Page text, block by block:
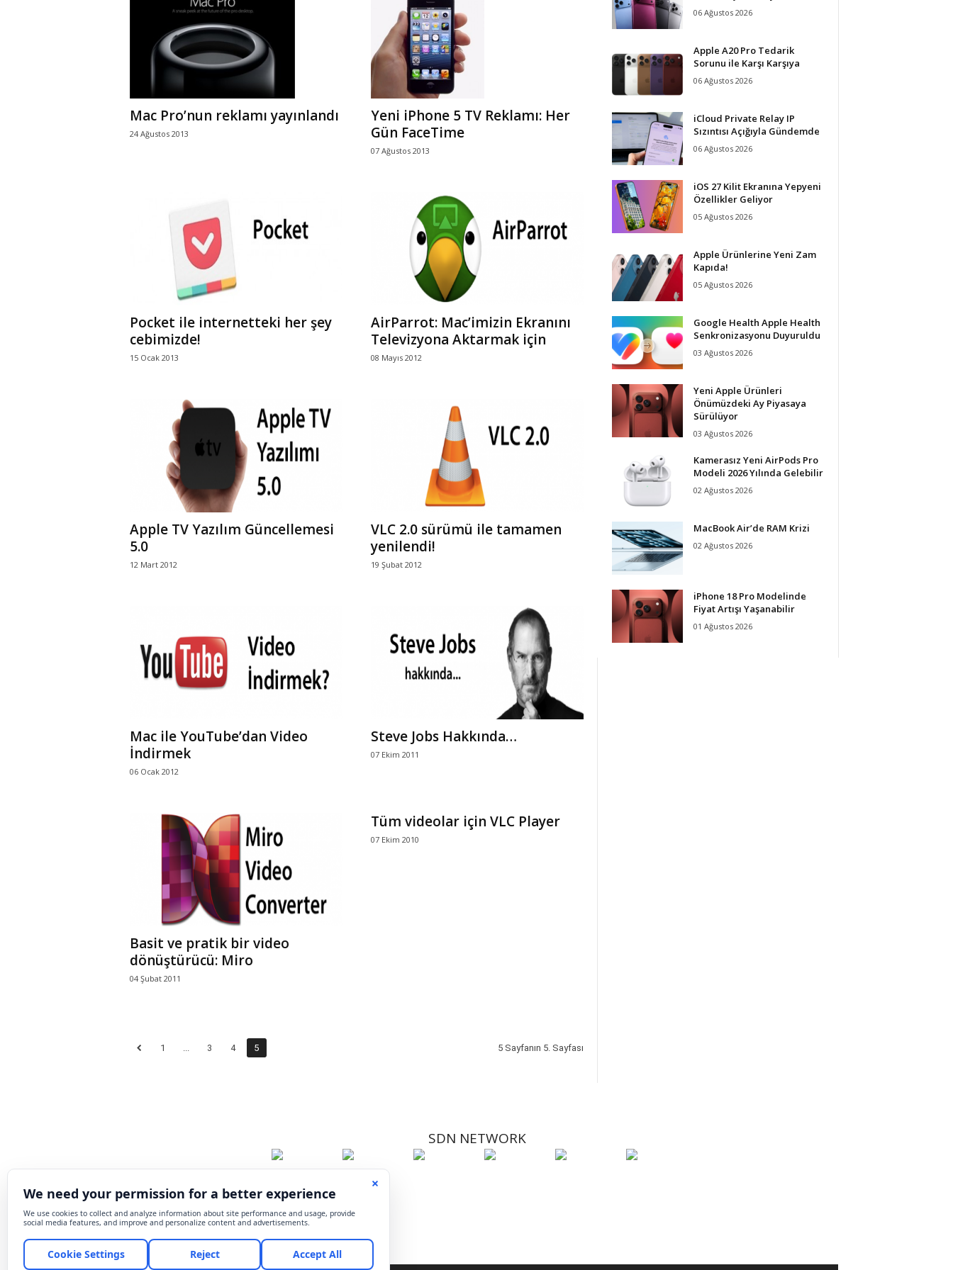
r
l
Mac Pro’nun reklamı yayınlandı
24 Ağustos 2013
Yeni iPhone 5 TV Reklamı: Her
Gün FaceTime
07 Ağustos 2013
Pocket ile internetteki her şey
cebimizde!
15 Ocak 2013
AirParrot: Mac’imizin Ekranını
Televizyona Aktarmak için
08 Mayıs 2012
Apple TV Yazılım Güncellemesi
5.0
12 Mart 2012
VLC 2.0 sürümü ile tamamen
yenilendi!
19 Şubat 2012
Mac ile YouTube’dan Video
İndirmek
06 Ocak 2012
Steve Jobs Hakkında…
07 Ekim 2011
Basit ve pratik bir video
dönüştürücü: Miro
04 Şubat 2011
Tüm videolar için VLC Player
07 Ekim 2010
1 ... 3 4 5 5 Sayfanın 5. Sayfası
06 Ağustos 2026
Apple A20 Pro Tedarik
Sorunu ile Karşı Karşıya
06 Ağustos 2026
iCloud Private Relay IP
Sızıntısı Açığıyla Gündemde
06 Ağustos 2026
iOS 27 Kilit Ekranına Yepyeni
Özellikler Geliyor
05 Ağustos 2026
Apple Ürünlerine Yeni Zam
Kapıda!
05 Ağustos 2026
Google Health Apple Health
Senkronizasyonu Duyuruldu
03 Ağustos 2026
Yeni Apple Ürünleri
Önümüzdeki Ay Piyasaya
Sürülüyor
03 Ağustos 2026
Kamerasız Yeni AirPods Pro
Modeli 2026 Yılında Gelebilir
02 Ağustos 2026
MacBook Air’de RAM Krizi
02 Ağustos 2026
iPhone 18 Pro Modelinde
Fiyat Artışı Yaşanabilir
01 Ağustos 2026
SDN NETWORK